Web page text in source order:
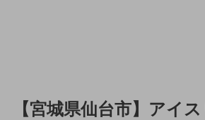
【宮城県仙台市】アイ